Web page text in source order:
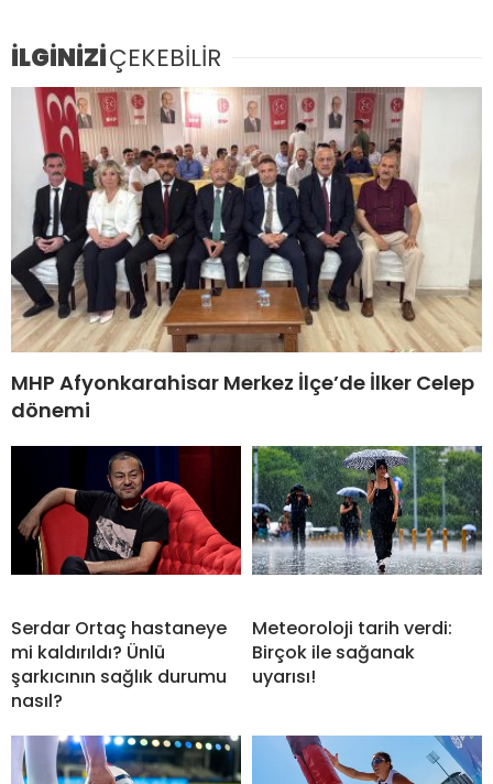
İLGİNİZİÇEKEBİLİR
MHP Afyonkarahisar Merkez İlçe’de İlker Celep
dönemi
Serdar Ortaç hastaneye
mi kaldırıldı? Ünlü
şarkıcının sağlık durumu
nasıl?
Meteoroloji tarih verdi:
Birçok ile sağanak
uyarısı!